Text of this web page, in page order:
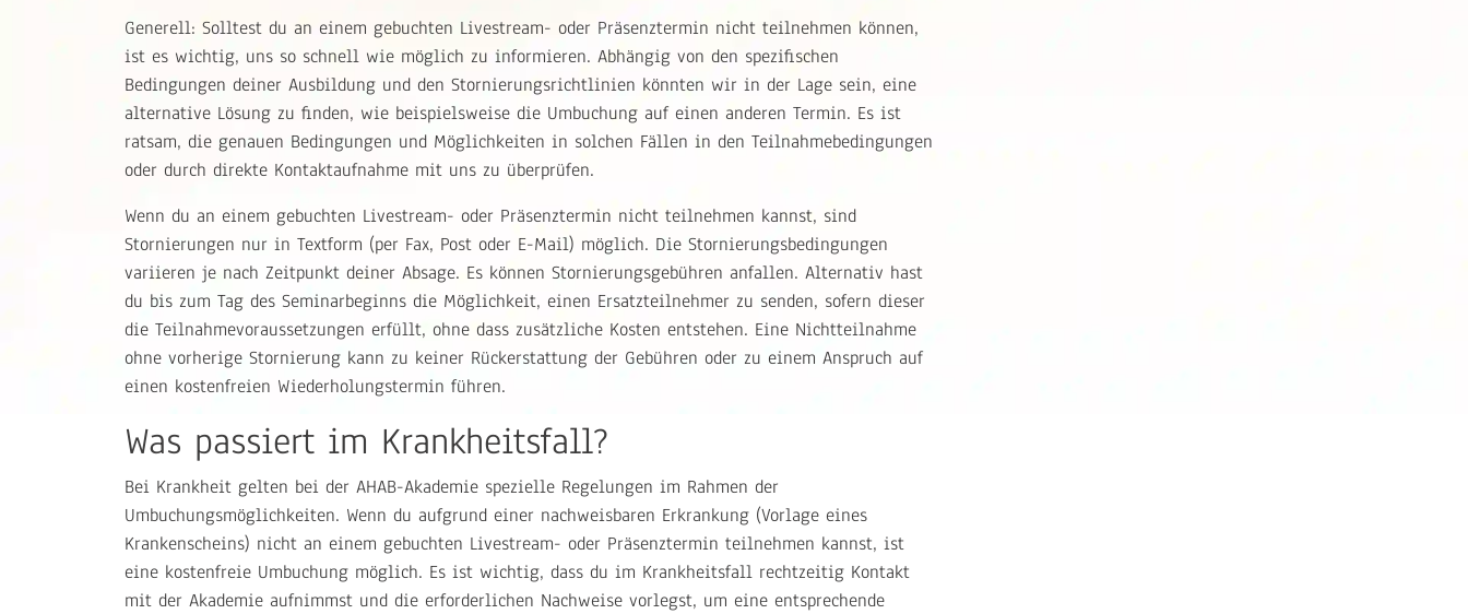
Generell: Solltest du an einem gebuchten Livestream- oder Präsenztermin nicht teilnehmen können,
ist es wichtig, uns so schnell wie möglich zu informieren. Abhängig von den spezifischen
Bedingungen deiner Ausbildung und den Stornierungsrichtlinien könnten wir in der Lage sein, eine
alternative Lösung zu finden, wie beispielsweise die Umbuchung auf einen anderen Termin. Es ist
ratsam, die genauen Bedingungen und Möglichkeiten in solchen Fällen in den Teilnahmebedingungen
oder durch direkte Kontaktaufnahme mit uns zu überprüfen.
Wenn du an einem gebuchten Livestream- oder Präsenztermin nicht teilnehmen kannst, sind
Stornierungen nur in Textform (per Fax, Post oder E-Mail) möglich. Die Stornierungsbedingungen
variieren je nach Zeitpunkt deiner Absage. Es können Stornierungsgebühren anfallen. Alternativ hast
du bis zum Tag des Seminarbeginns die Möglichkeit, einen Ersatzteilnehmer zu senden, sofern dieser
die Teilnahmevoraussetzungen erfüllt, ohne dass zusätzliche Kosten entstehen. Eine Nichtteilnahme
ohne vorherige Stornierung kann zu keiner Rückerstattung der Gebühren oder zu einem Anspruch auf
einen kostenfreien Wiederholungstermin führen.
Was passiert im Krankheitsfall?
Bei Krankheit gelten bei der AHAB-Akademie spezielle Regelungen im Rahmen der
Umbuchungsmöglichkeiten. Wenn du aufgrund einer nachweisbaren Erkrankung (Vorlage eines
Krankenscheins) nicht an einem gebuchten Livestream- oder Präsenztermin teilnehmen kannst, ist
eine kostenfreie Umbuchung möglich. Es ist wichtig, dass du im Krankheitsfall rechtzeitig Kontakt
mit der Akademie aufnimmst und die erforderlichen Nachweise vorlegst, um eine entsprechende